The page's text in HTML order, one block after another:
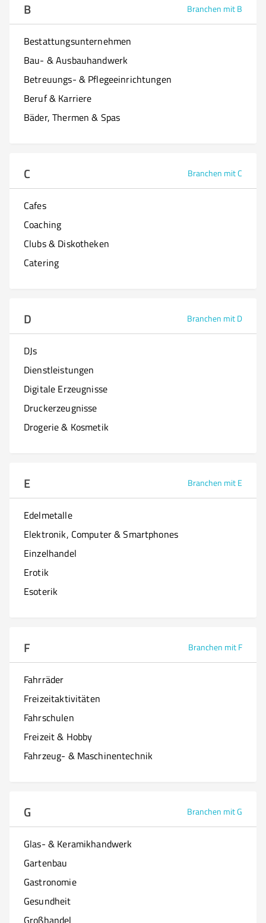
B Branchen mit B
Bestattungsunternehmen
Bau- & Ausbauhandwerk
Betreuungs- & Pflegeeinrichtungen
Beruf & Karriere
Bäder, Thermen & Spas
C Branchen mit C
Cafes
Coaching
Clubs & Diskotheken
Catering
D Branchen mit D
DJs
Dienstleistungen
Digitale Erzeugnisse
Druckerzeugnisse
Drogerie & Kosmetik
E Branchen mit E
Edelmetalle
Elektronik, Computer & Smartphones
Einzelhandel
Erotik
Esoterik
F Branchen mit F
Fahrräder
Freizeitaktivitäten
Fahrschulen
Freizeit & Hobby
Fahrzeug- & Maschinentechnik
G Branchen mit G
Glas- & Keramikhandwerk
Gartenbau
Gastronomie
Gesundheit
Großhandel